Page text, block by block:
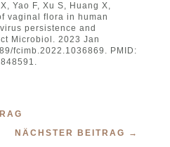
Yao F, Xu S, Huang X,
vaginal flora in human
persistence and
Microbiol. 2023 Jan
fcimb.2022.1036869. PMID:
NÄCHSTER BEITRAG
→